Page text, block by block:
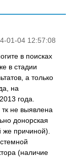
01-04 12:57:08
в поисках
в стадии
а только
на
года.
не выявлена
донорская
же причиной).
(наличие